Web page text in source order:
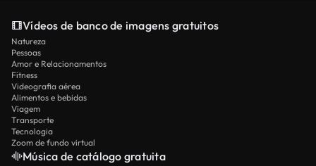
Vídeos de banco de imagens gratuitos
Natureza
Pessoas
Amor e Relacionamentos
Fitness
Videografia aérea
Alimentos e bebidas
Viagem
Transporte
Tecnologia
Zoom de fundo virtual
Música de catálogo gratuita